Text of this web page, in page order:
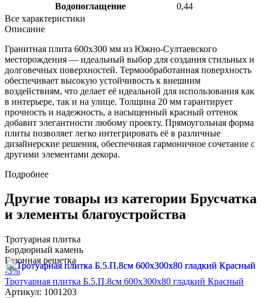
Водопоглащение
0,44
Все характеристики
Описание
Гранитная плита 600х300 мм из Южно-Султаевского
месторождения — идеальный выбор для создания стильных и
долговечных поверхностей. Термообработанная поверхность
обеспечивает высокую устойчивость к внешним
воздействиям, что делает её идеальной для использования как
в интерьере, так и на улице. Толщина 20 мм гарантирует
прочность и надежность, а насыщенный красный оттенок
добавит элегантности любому проекту. Прямоугольная форма
плиты позволяет легко интегрировать её в различные
дизайнерские решения, обеспечивая гармоничное сочетание с
другими элементами декора.
Подробнее
Другие товары из категории Брусчатка
и элементы благоустройства
Тротуарная плитка
Бордюрный камень
Газонная решетка
-3%
Тротуарная плитка Б.5.П.8см 600х300х80 гладкий Красный
Артикул: 1001203